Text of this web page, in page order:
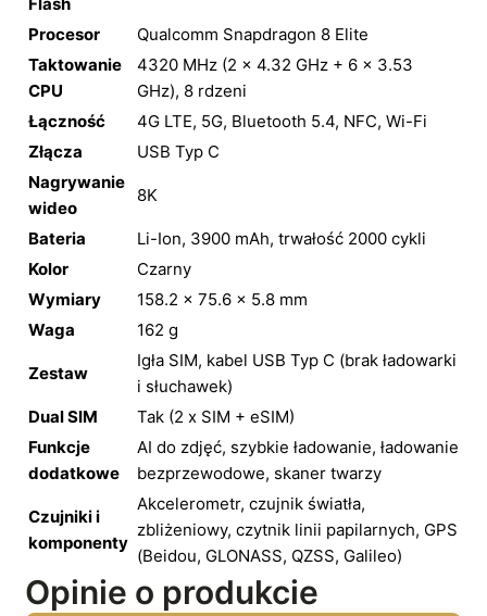
Procesor
Qualcomm Snapdragon 8 Elite
Taktowanie
CPU
4320 MHz (2 x 4.32 GHz + 6 x 3.53
GHz), 8 rdzeni
Łączność
4G LTE, 5G, Bluetooth 5.4, NFC, Wi-Fi
Złącza
USB Typ C
Nagrywanie
wideo
8K
Bateria
Li-Ion, 3900 mAh, trwałość 2000 cykli
Kolor
Czarny
Wymiary
158.2 x 75.6 x 5.8 mm
Waga
162 g
Zestaw
Igła SIM, kabel USB Typ C (brak ładowarki
i słuchawek)
Dual SIM
Tak (2 x SIM + eSIM)
Funkcje
dodatkowe
AI do zdjęć, szybkie ładowanie, ładowanie
bezprzewodowe, skaner twarzy
Czujniki i
komponenty
Akcelerometr, czujnik światła,
zbliżeniowy, czytnik linii papilarnych, GPS
(Beidou, GLONASS, QZSS, Galileo)
Opinie o produkcie